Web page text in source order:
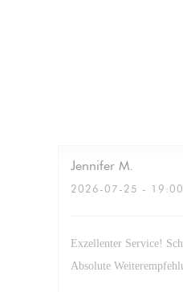
Jennifer M
2026-07-25 -
Exzellenter Service!
Absolute